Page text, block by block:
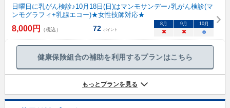
日曜日に乳がん検診♪10月18日(日)はマンモサンデー♪乳がん検診(マ
ンモグラフィ+乳腺エコー)★女性技師対応★
8,000円 （税込） 72 ポイント
8月 9月 10月
× × ○
健康保険組合の補助を利用するプランはこちら
もっとプランを見る